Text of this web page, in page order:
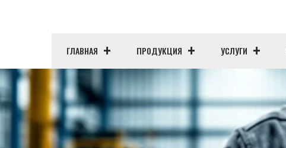
ГЛАВНАЯ ПРОДУКЦИЯ УСЛУГИ